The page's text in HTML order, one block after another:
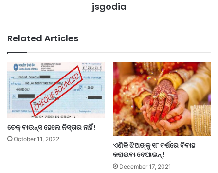
jsgodia
Related Articles
ଚେକ୍ ବାଉନ୍ସ ହେଲେ ନିସ୍ତାର ନାହିଁ !
October 11, 2022
ଏଣିକି ଝିଅଙ୍କୁ ୧୮ ବର୍ଷରେ ବିବାହ
କରାଇବା ବେଆଇନ୍ !
December 17, 2021